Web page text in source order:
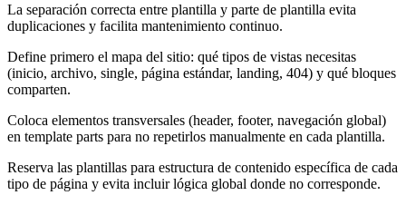
La separación correcta entre plantilla y parte de plantilla evita
duplicaciones y facilita mantenimiento continuo.
Define primero el mapa del sitio: qué tipos de vistas necesitas
(inicio, archivo, single, página estándar, landing, 404) y qué bloques
comparten.
Coloca elementos transversales (header, footer, navegación global)
en template parts para no repetirlos manualmente en cada plantilla.
Reserva las plantillas para estructura de contenido específica de cada
tipo de página y evita incluir lógica global donde no corresponde.